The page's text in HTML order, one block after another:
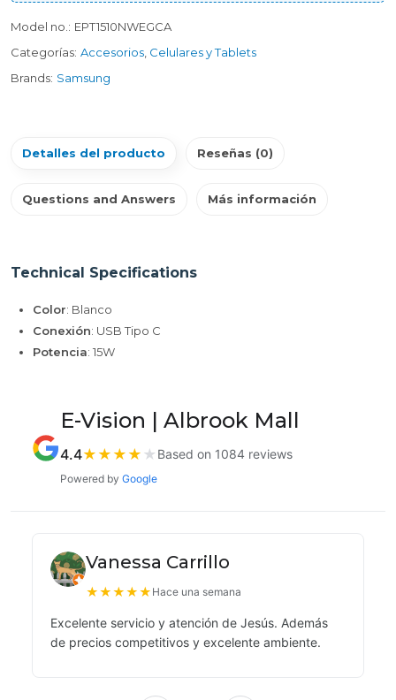
Model no.: EPT1510NWEGCA
Categorías: Accesorios Celulares y Tablets
Brands: Samsung
Detalles del producto Reseñas (0)
Questions and Answers Más información
Technical Specifications
Color: Blanco
Conexión: USB Tipo C
Potencia: 15W
E-Vision | Albrook Mall
4.4★ ★ ★ ★ ★ Based on 1084 reviews
Powered by Google
Vanessa Carrillo
★★★★★ Hace una semana
Excelente servicio y atención de Jesús. Además
de precios competitivos y excelente ambiente.